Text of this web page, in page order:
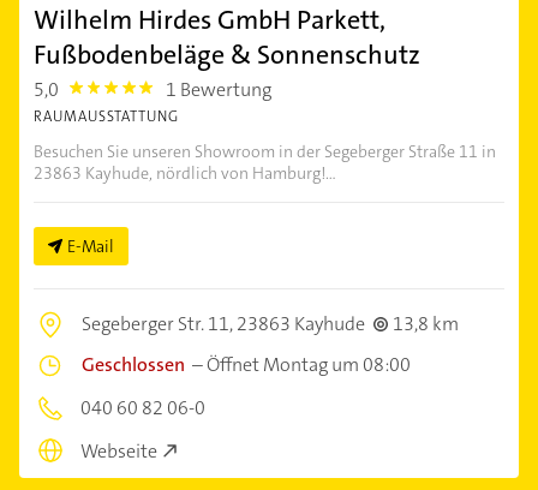
Wilhelm Hirdes GmbH Parkett,
Fußbodenbeläge & Sonnenschutz
5,0 5.0 1 Bewertung
RAUMAUSSTATTUNG
Besuchen Sie unseren Showroom in der Segeberger Straße 11 in
23863 Kayhude, nördlich von Hamburg!...
E-Mail
Segeberger Str. 11,23863 Kayhude
13,8 km
Geschlossen –Öffnet Montag um 08:00
040 60 82 06-0
Webseite